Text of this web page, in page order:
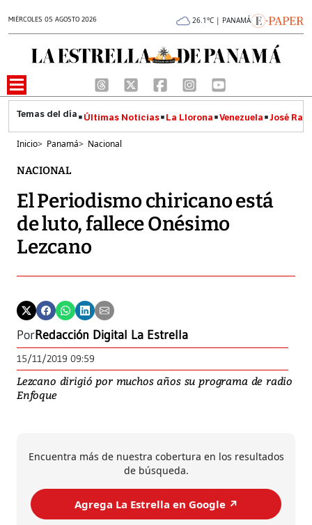
MIÉRCOLES 05 AGOSTO 2026 26.1°C | PANAMÁ
Últimas Noticias La Llorona Venezuela José
Inicio> Panamá> Nacional
NACIONAL
El Periodismo chiricano está
de luto, fallece Onésimo
Lezcano
PorRedacción Digital La Estrella
15/11/2019 09:59
Lezcano dirigió por muchos años su programa de radio
Enfoque
Encuentra más de nuestra cobertura en los resultados
de búsqueda.
Agrega La Estrella en Google ↗️